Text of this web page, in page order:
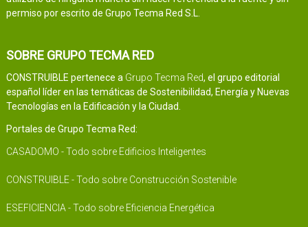
permiso por escrito de Grupo Tecma Red S.L.
SOBRE GRUPO TECMA RED
CONSTRUIBLE pertenece a Grupo Tecma Red, el grupo editorial
español líder en las temáticas de Sostenibilidad, Energía y Nuevas
Tecnologías en la Edificación y la Ciudad.
Portales de Grupo Tecma Red:
CASADOMO - Todo sobre Edificios Inteligentes
CONSTRUIBLE - Todo sobre Construcción Sostenible
ESEFICIENCIA - Todo sobre Eficiencia Energética